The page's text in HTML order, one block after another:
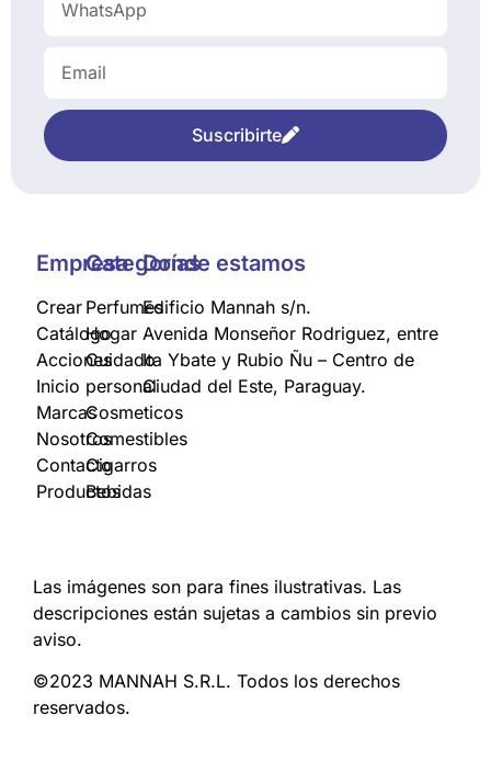
Suscribirte
Empresa
Crear
Catálogo
Acciones
Inicio
Marcas
Nosotros
Contacto
Productos
Categorías
Perfumes
Hogar
Cuidado
personal
Cosmeticos
Comestibles
Cigarros
Bebidas
Donde estamos
Edificio Mannah s/n.
Avenida Monseñor Rodriguez, entre
Ita Ybate y Rubio Ñu – Centro de
Ciudad del Este, Paraguay.
Las imágenes son para fines ilustrativas. Las
descripciones están sujetas a cambios sin previo
aviso.
©2023 MANNAH S.R.L. Todos los derechos
reservados.